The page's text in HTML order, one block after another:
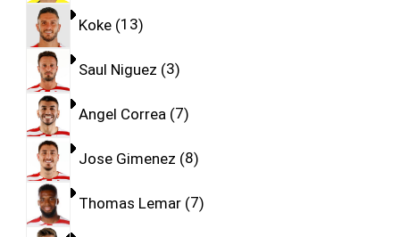
Koke 13
Saul Niguez 3
Angel Correa 7
Jose Gimenez 8
Thomas Lemar 7